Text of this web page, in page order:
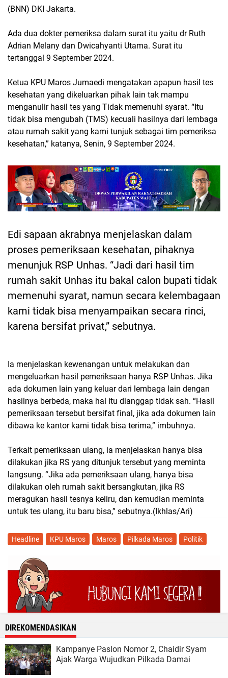
(BNN) DKI Jakarta.
Ada dua dokter pemeriksa dalam surat itu yaitu dr Ruth
Adrian Melany dan Dwicahyanti Utama. Surat itu
tertanggal 9 September 2024.
Ketua KPU Maros Jumaedi mengatakan apapun hasil tes
kesehatan yang dikeluarkan pihak lain tak mampu
menganulir hasil tes yang Tidak memenuhi syarat. “Itu
tidak bisa mengubah (TMS) kecuali hasilnya dari lembaga
atau rumah sakit yang kami tunjuk sebagai tim pemeriksa
kesehatan,” katanya, Senin, 9 September 2024.
Edi sapaan akrabnya menjelaskan dalam
proses pemeriksaan kesehatan, pihaknya
menunjuk RSP Unhas. “Jadi dari hasil tim
rumah sakit Unhas itu bakal calon bupati tidak
memenuhi syarat, namun secara kelembagaan
kami tidak bisa menyampaikan secara rinci,
karena bersifat privat,” sebutnya.
Ia menjelaskan kewenangan untuk melakukan dan
mengeluarkan hasil pemeriksaan hanya RSP Unhas. Jika
ada dokumen lain yang keluar dari lembaga lain dengan
hasilnya berbeda, maka hal itu dianggap tidak sah. “Hasil
pemeriksaan tersebut bersifat final, jika ada dokumen lain
dibawa ke kantor kami tidak bisa terima,” imbuhnya.
Terkait pemeriksaan ulang, ia menjelaskan hanya bisa
dilakukan jika RS yang ditunjuk tersebut yang meminta
langsung. “Jika ada pemeriksaan ulang, hanya bisa
dilakukan oleh rumah sakit bersangkutan, jika RS
meragukan hasil tesnya keliru, dan kemudian meminta
untuk tes ulang, itu baru bisa,” sebutnya.(Ikhlas/Ari)
Headline KPU Maros Maros Pilkada Maros Politik
DIREKOMENDASIKAN
Kampanye Paslon Nomor 2, Chaidir Syam
Ajak Warga Wujudkan Pilkada Damai